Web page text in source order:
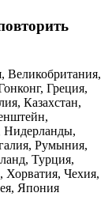
Великобритания,
Греция,
Казахстан,
Нидерланды,
Румыния,
Турция,
Чехия,
Япония